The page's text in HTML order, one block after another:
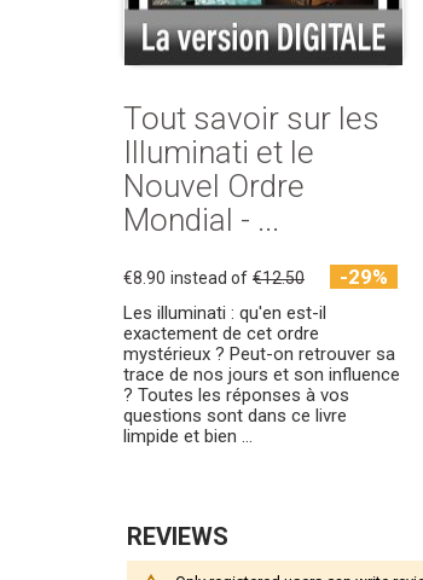
Tout savoir sur les
Illuminati et le
Nouvel Ordre
Mondial - ...
€8.90 instead of €12.50 -29%
Les illuminati : qu'en est-il
exactement de cet ordre
mystérieux ? Peut-on retrouver sa
trace de nos jours et son influence
? Toutes les réponses à vos
questions sont dans ce livre
limpide et bien ...
REVIEWS